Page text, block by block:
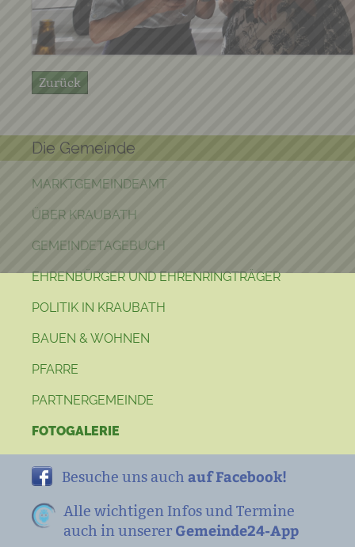
Zurück
Die Gemeinde
MARKTGEMEINDEAMT
ÜBER KRAUBATH
GEMEINDETAGEBUCH
EHRENBÜRGER UND EHRENRINGTRÄGER
POLITIK IN KRAUBATH
BAUEN & WOHNEN
PFARRE
PARTNERGEMEINDE
FOTOGALERIE
Besuche uns auch auf Facebook!
Alle wichtigen Infos und Termine
auch in unserer Gemeinde24-App